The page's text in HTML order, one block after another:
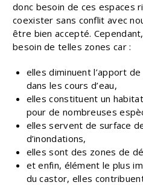
donc besoin de ces espaces
coexister sans conflit avec
être bien accepté.
besoin de telles zones car :
elles diminuent l’apport
dans les cours d’eau,
elles constituent un
pour de nombreuses
elles servent de surface
d’inondations,
elles sont des zones de
et enfin, élément le plus
du castor, elles